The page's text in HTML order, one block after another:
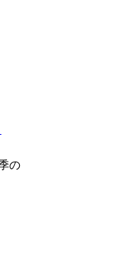
の